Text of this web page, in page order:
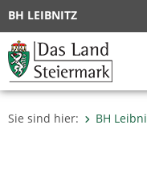
BH LEIBNITZ
Sie sind hier: BH